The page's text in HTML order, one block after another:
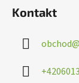
Kontakt
obchod@